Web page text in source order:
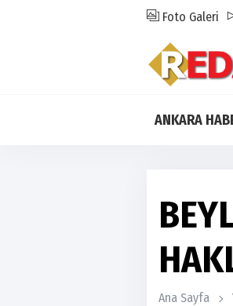
Foto Galeri
ANKARA
Ana Sayfa